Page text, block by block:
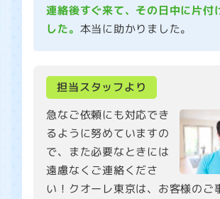
連絡後すぐ来て、その日中に片付
した。 本当に助かりました。
担当スタッフより
急なご依頼にも対応でき
るように努めていますの
で、また必要なときには
遠慮なくご連絡くださ
い！クオーレ東京は、お客様のご